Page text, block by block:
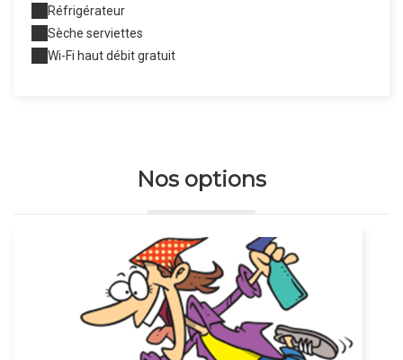
Réfrigérateur
Sèche serviettes
Wi-Fi haut débit gratuit
Nos options